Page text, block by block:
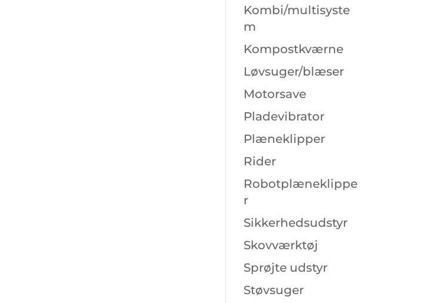
Kombi/multisyste
m
Kompostkværne
Løvsuger/blæser
Motorsave
Pladevibrator
Plæneklipper
Rider
Robotplæneklippe
r
Sikkerhedsudstyr
Skovværktøj
Sprøjte udstyr
Støvsuger